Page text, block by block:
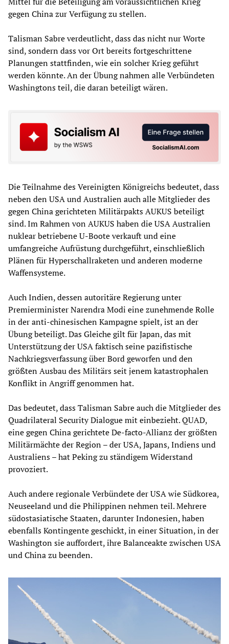
gegen China zur Verfügung zu stellen.
Talisman Sabre verdeutlicht, dass das nicht nur Worte
sind, sondern dass vor Ort bereits fortgeschrittene
Planungen stattfinden, wie ein solcher Krieg geführt
werden könnte. An der Übung nahmen alle Verbündeten
Washingtons teil, die daran beteiligt wären.
Die Teilnahme des Vereinigten Königreichs bedeutet, dass
neben den USA und Australien auch alle Mitglieder des
gegen China gerichteten Militärpakts AUKUS beteiligt
sind. Im Rahmen von AUKUS haben die USA Australien
nuklear betriebene U-Boote verkauft und eine
umfangreiche Aufrüstung durchgeführt, einschließlich
Plänen für Hyperschallraketen und anderen moderne
Waffensysteme.
Auch Indien, dessen autoritäre Regierung unter
Premierminister Narendra Modi eine zunehmende Rolle
in der anti-chinesischen Kampagne spielt, ist an der
Übung beteiligt. Das Gleiche gilt für Japan, das mit
Unterstützung der USA faktisch seine pazifistische
Nachkriegsverfassung über Bord geworfen und den
größten Ausbau des Militärs seit jenem katastrophalen
Konflikt in Angriff genommen hat.
Das bedeutet, dass Talisman Sabre auch die Mitglieder des
Quadrilateral Security Dialogue mit einbezieht. QUAD,
eine gegen China gerichtete De-facto-Allianz der größten
Militärmächte der Region – der USA, Japans, Indiens und
Australiens – hat Peking zu ständigem Widerstand
provoziert.
Auch andere regionale Verbündete der USA wie Südkorea,
Neuseeland und die Philippinen nehmen teil. Mehrere
südostasiatische Staaten, darunter Indonesien, haben
ebenfalls Kontingente geschickt, in einer Situation, in der
Washington sie auffordert, ihre Balanceakte zwischen USA
und China zu beenden.